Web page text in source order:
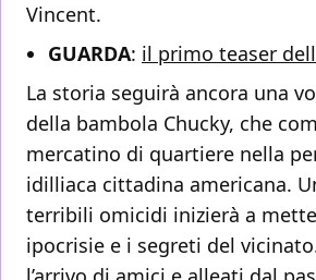
Vincent.
GUARDA: il primo teaser
La storia seguirà ancora una
della bambola Chucky, che
mercatino di quartiere nella
idilliaca cittadina americana.
terribili omicidi inizierà a
ipocrisie e i segreti del